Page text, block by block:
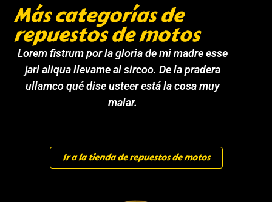
Más categorías de
repuestos de motos
Lorem fistrum por la gloria de mi madre esse
jarl aliqua llevame al sircoo. De la pradera
ullamco qué dise usteer está la cosa muy
malar.
Ir a la tienda de repuestos de motos